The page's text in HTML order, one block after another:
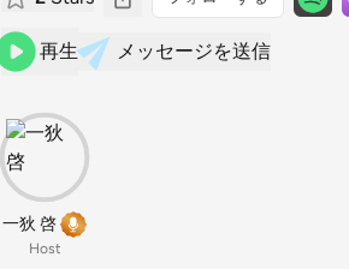
再生 メッセージを送信
一狄 啓
Host